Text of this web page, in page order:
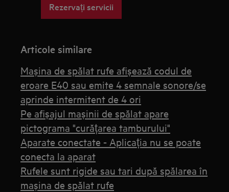
Rezervați servicii
Articole similare
Mașina de spălat rufe afișează codul de
eroare E40 sau emite 4 semnale sonore/se
aprinde intermitent de 4 ori
Pe afișajul mașinii de spălat apare
pictograma "curățarea tamburului"
Aparate conectate - Aplicația nu se poate
conecta la aparat
Rufele sunt rigide sau tari după spălarea în
mașina de spălat rufe